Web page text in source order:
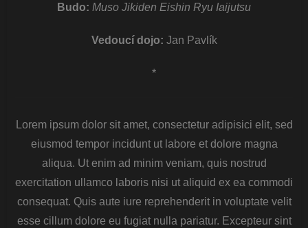
Budo: Muso Jikiden Eishin Ryu Iaijutsu
Vedoucí dojo: Jan Pavlík
*
Lorem ipsum dolor sit amet, consectetur adipisici elit, sed
eiusmod tempor incidunt ut labore et dolore magna
aliqua. Ut enim ad minim veniam, quis nostrud
exercitation ullamco laboris nisi ut aliquid ex ea commodi
consequat. Quis aute iure reprehenderit in voluptate velit
esse cillum dolore eu fugiat nulla pariatur. Excepteur sint